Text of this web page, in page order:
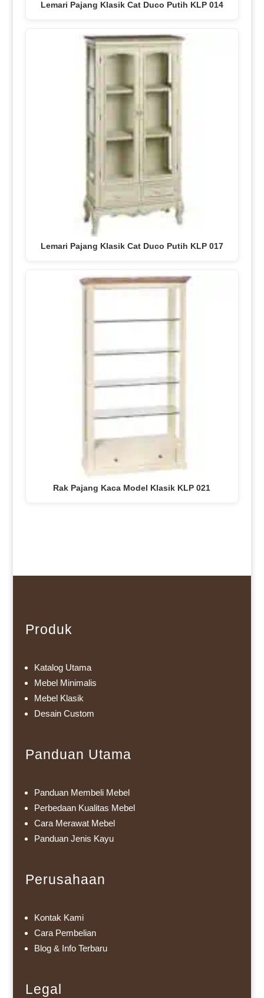
Lemari Pajang Klasik Cat Duco Putih KLP 014
Lemari Pajang Klasik Cat Duco Putih KLP 017
Rak Pajang Kaca Model Klasik KLP 021
Produk
Katalog Utama
Mebel Minimalis
Mebel Klasik
Desain Custom
Panduan Utama
Panduan Membeli Mebel
Perbedaan Kualitas Mebel
Cara Merawat Mebel
Panduan Jenis Kayu
Perusahaan
Kontak Kami
Cara Pembelian
Blog & Info Terbaru
Legal